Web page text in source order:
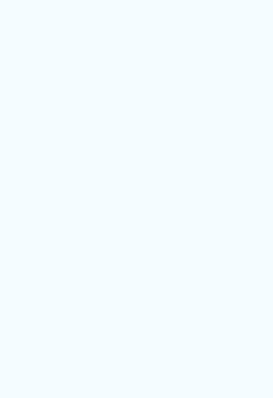
を動かすソフトウェア開発までを広く担う
ライン構築や製造DXを推進する
デジタルソリューションの構築をおこなう
規模なシステムソリューションを提案・販売